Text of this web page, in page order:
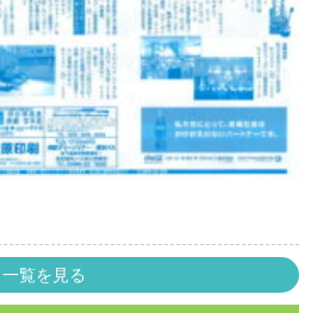
一覧を見る